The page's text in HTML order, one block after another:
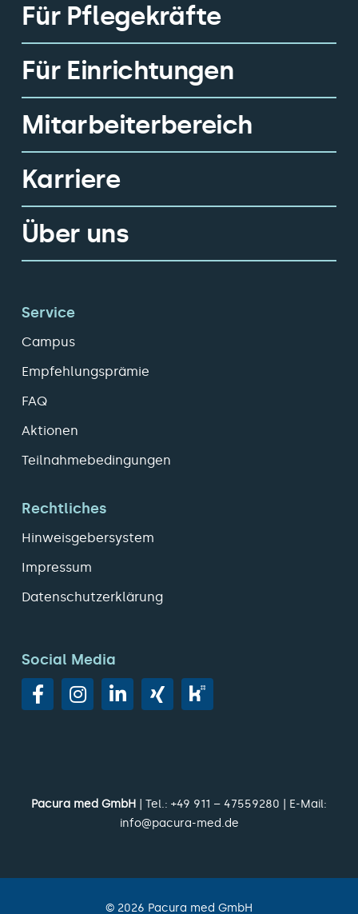
Für Pflegekräfte
Für Einrichtungen
Mitarbeiterbereich
Karriere
Über uns
Service
Campus
Empfehlungsprämie
FAQ
Aktionen
Teilnahmebedingungen
Rechtliches
Hinweisgebersystem
Impressum
Datenschutzerklärung
Social Media
Pacura med GmbH | Tel.: +49 911 – 47559280 | E-Mail:
info@pacura-med.de
© 2026 Pacura med GmbH